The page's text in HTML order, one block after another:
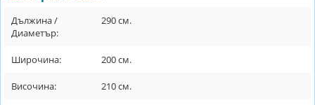
Дължина /
Диаметър:
290см.
Широчина: 200см.
Височина: 210см.